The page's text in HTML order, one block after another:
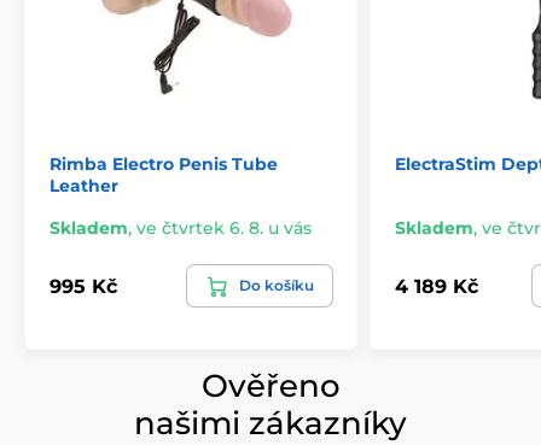
Rimba Electro Penis Tube
Leather
Skladem, ve čtvrtek 6. 8. u vás
995 Kč Do košíku
ElectraStim
Skladem, ve
4 189 Kč
Ověřeno
našimi zákazníky